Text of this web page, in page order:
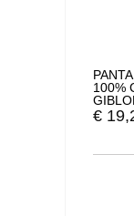
100%
€